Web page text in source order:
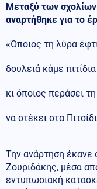
Μεταξύ των σχολίων
αναρτήθηκε για το
«Όποιος τη λύρα
δουλειά κάμε πιτίδια
κι όποιος περάσει
να στέκει στα
Την ανάρτηση έκανε
Ζουριδάκης, μέσα
εντυπωσιακή